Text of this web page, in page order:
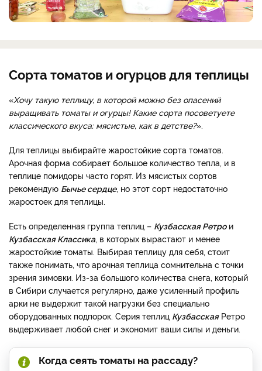
Сорта томатов и огурцов для теплицы
«Хочу такую теплицу, в которой можно без опасений
выращивать томаты и огурцы! Какие сорта посоветуете
классического вкуса: мясистые, как в детстве?».
Для теплицы выбирайте жаростойкие сорта томатов.
Арочная форма собирает большое количество тепла, и в
теплице помидоры часто горят. Из мясистых сортов
рекомендую Бычье сердце, но этот сорт недостаточно
жаростоек для теплицы.
Есть определенная группа теплиц – Кузбасская Ретрои
Кузбасская Классика, в которых вырастают и менее
жаростойкие томаты. Выбирая теплицу для себя, стоит
также понимать, что арочная теплица сомнительна с точки
зрения зимовки. Из-за большого количества снега, который
в Сибири случается регулярно, даже усиленный профиль
арки не выдержит такой нагрузки без специально
оборудованных подпорок. Серия теплиц КузбасскаяРетро
выдерживает любой снег и экономит ваши силы и деньги.
Когда сеять томаты на рассаду?